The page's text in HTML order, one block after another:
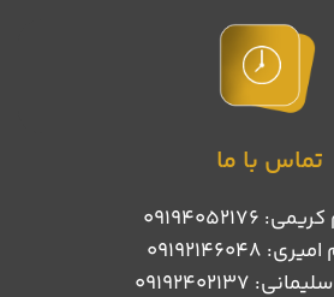
تماس با ما
09194052176
09192146048
09192402137